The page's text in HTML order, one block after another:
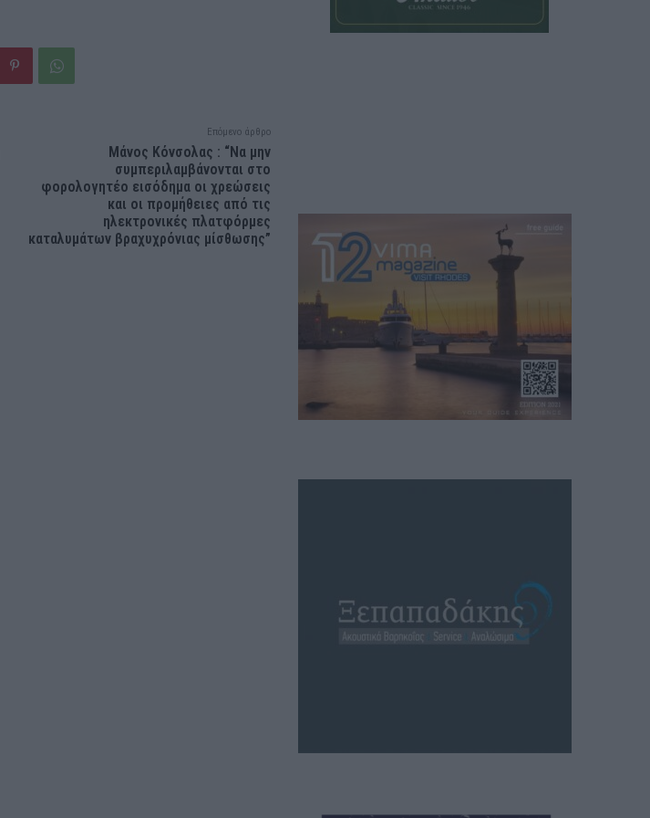
Επόμενο άρθρο
Μάνος Κόνσολας : “Να μην
συμπεριλαμβάνονται στο
φορολογητέο εισόδημα οι χρεώσεις
και οι προμήθειες από τις
ηλεκτρονικές πλατφόρμες
καταλυμάτων βραχυχρόνιας μίσθωσης”